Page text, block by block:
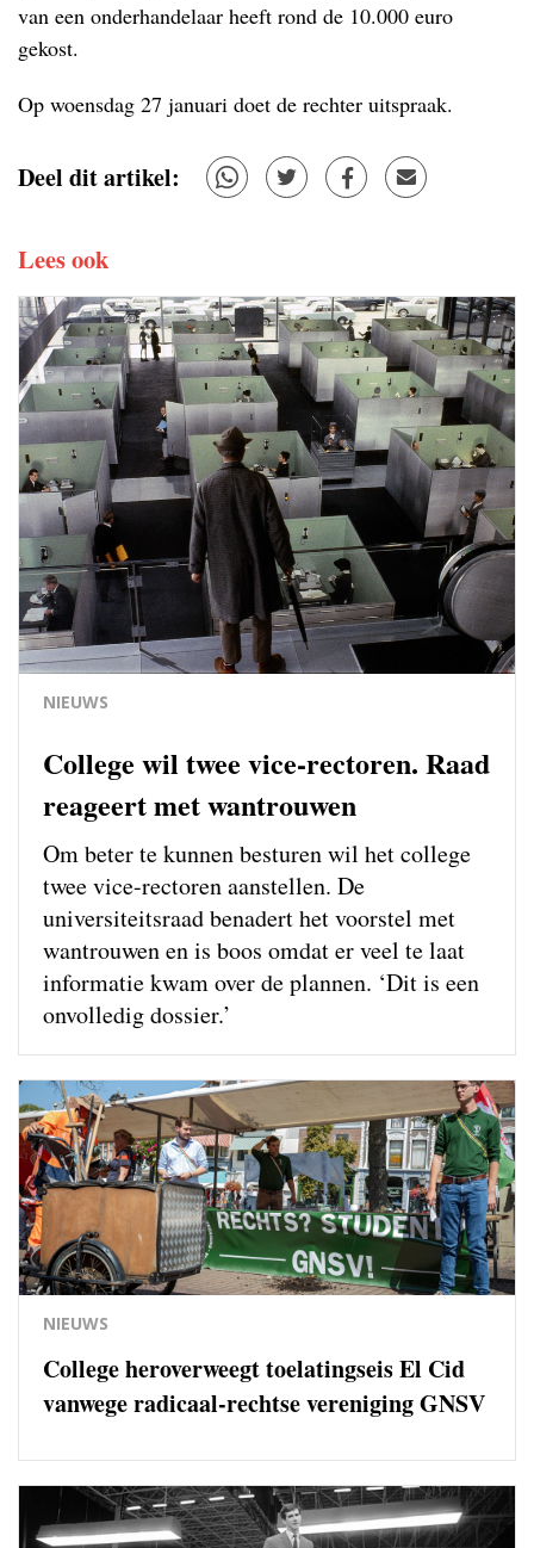
van een onderhandelaar heeft rond de 10.000 euro
gekost.
Op woensdag 27 januari doet de rechter uitspraak.
Deel dit artikel:
Lees ook
NIEUWS
College wil twee vice-rectoren. Raad
reageert met wantrouwen
Om beter te kunnen besturen wil het college
twee vice-rectoren aanstellen. De
universiteitsraad benadert het voorstel met
wantrouwen en is boos omdat er veel te laat
informatie kwam over de plannen. ‘Dit is een
onvolledig dossier.’
NIEUWS
College heroverweegt toelatingseis El Cid
vanwege radicaal-rechtse vereniging GNSV